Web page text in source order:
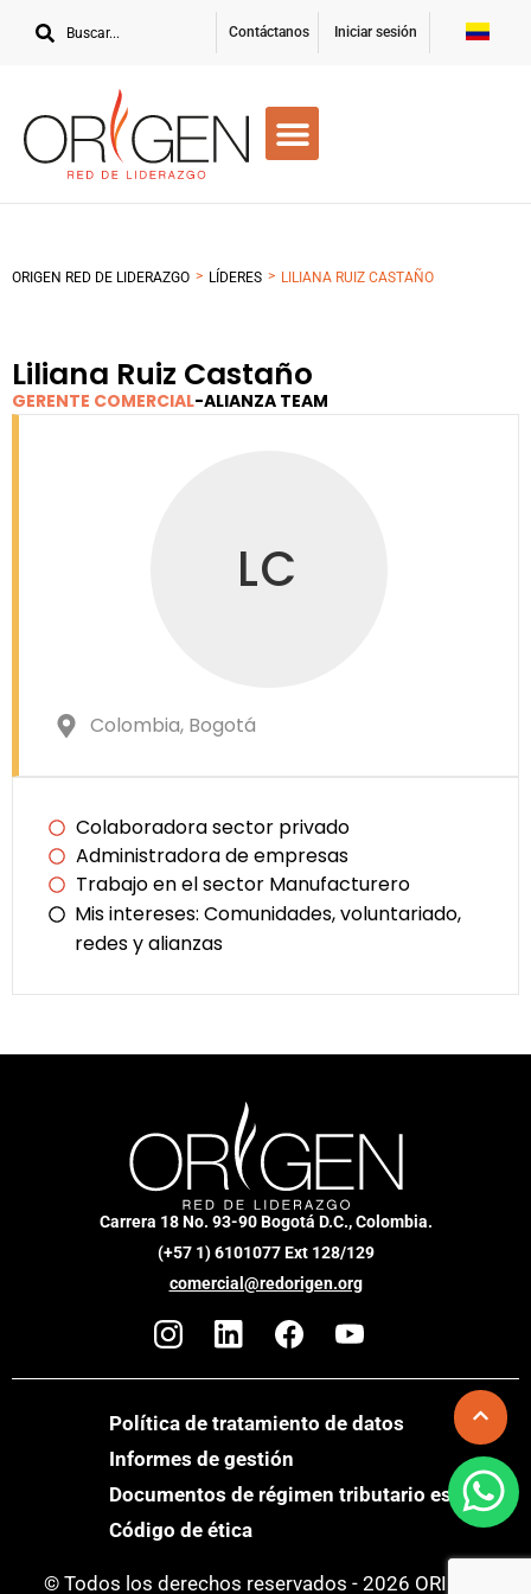
Contáctanos Iniciar sesión
ORIGEN RED DE LIDERAZGO > LÍDERES > LILIANA RUIZ CASTAÑO
Liliana Ruiz Castaño
GERENTE COMERCIAL-ALIANZA TEAM
LC
Colombia, Bogotá
Colaboradora sector privado
Administradora de empresas
Trabajo en el sector Manufacturero
Mis intereses: Comunidades, voluntariado,
redes y alianzas
Carrera 18 No. 93-90 Bogotá D.C., Colombia.
(+57 1) 6101077 Ext 128/129
comercial@redorigen.org
Política de tratamiento de datos
Informes de gestión
Documentos de régimen tributario especial
Código de ética
© Todos los derechos reservados - 2026 ORIGEN